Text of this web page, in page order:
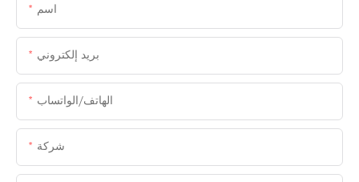
اسم
بريد إلكتروني
الهاتف/الواتساب
شركة